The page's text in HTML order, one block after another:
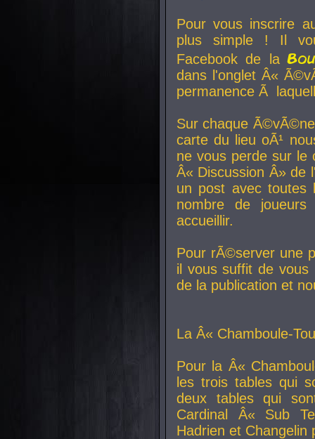
Pour vous inscrire
plus simple ! Il
Facebook de la
dans l'onglet Â«
permanence Ã
Sur chaque
carte du lieu oÃ¹
ne vous perde sur le
Â« Discussion Â» de
un post avec toutes
nombre de
accueillir.
Pour rÃ©server une
il vous suffit de vous
de la publication et
La Â« Chamboule-
Pour la Â«
les trois tables qui
deux tables qui
Cardinal
Â« Sub
Hadrien et Changelin